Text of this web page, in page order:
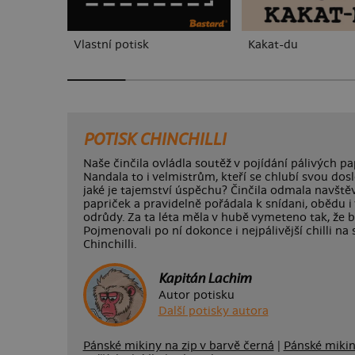
Vlastní potisk Kakat-du
POTISK CHINCHILLI
Naše činčila ovládla soutěž v pojídání pálivých
Nandala to i velmistrům, kteří se chlubí svou
jaké je tajemství úspěchu? Činčila odmala
papriček a pravidelně pořádala k snídani, obědu
odrůdy. Za ta léta měla v hubě vymeteno tak, že
Pojmenovali po ní dokonce i nejpálivější chilli na
Chinchilli.
Kapitán Lachim
Autor potisku
Další potisky autora
Pánské mikiny na zip v barvě černá
Pánské